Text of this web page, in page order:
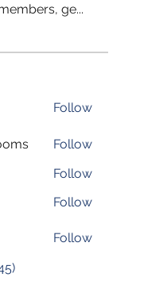
ge...
Follow
Follow
Follow
Follow
Follow